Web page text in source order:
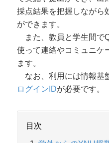
採点結果を把握しながら
ができます。
また、教員と学生間で
使って連絡やコミュニケ
ます。
なお、利用には情報基
ログインIDが必要です。
目次